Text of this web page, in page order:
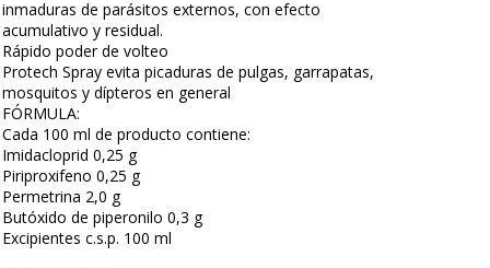
inmaduras de parásitos externos, con efecto
acumulativo y residual.
Rápido poder de volteo
Protech Spray evita picaduras de pulgas, garrapatas,
mosquitos y dípteros en general
FÓRMULA:
Cada 100 ml de producto contiene:
Imidacloprid 0,25 g
Piriproxifeno 0,25 g
Permetrina 2,0 g
Butóxido de piperonilo 0,3 g
Excipientes c.s.p. 100 ml